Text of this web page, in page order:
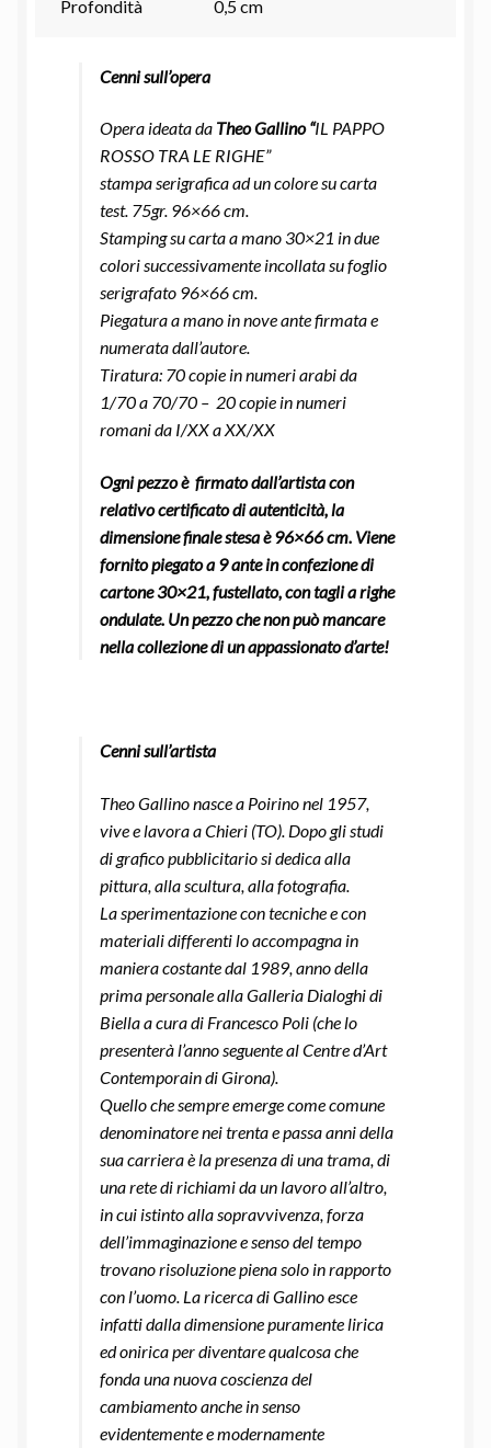
Profondità 0,5 cm
Cenni sull’opera
Opera ideata da Theo Gallino“IL PAPPO
ROSSO TRA LE RIGHE”
stampa serigrafica ad un colore su carta
test. 75gr. 96×66 cm.
Stamping su carta a mano 30×21 in due
colori successivamente incollata su foglio
serigrafato 96×66 cm.
Piegatura a mano in nove ante firmata e
numerata dall’autore.
Tiratura: 70 copie in numeri arabi da
1/70 a 70/70 – 20 copie in numeri
romani da I/XX a XX/XX
Ogni pezzo è firmato dall’artista con
relativo certificato di autenticità, la
dimensione finale stesa è 96×66 cm. Viene
fornito piegato a 9 ante in confezione di
cartone 30×21, fustellato, con tagli a righe
ondulate. Un pezzo che non può mancare
nella collezione di un appassionato d’arte!
Cenni sull’artista
Theo Gallino nasce a Poirino nel 1957,
vive e lavora a Chieri (TO). Dopo gli studi
di grafico pubblicitario si dedica alla
pittura, alla scultura, alla fotografia.
La sperimentazione con tecniche e con
materiali differenti lo accompagna in
maniera costante dal 1989, anno della
prima personale alla Galleria Dialoghi di
Biella a cura di Francesco Poli (che lo
presenterà l’anno seguente al Centre d’Art
Contemporain di Girona).
Quello che sempre emerge come comune
denominatore nei trenta e passa anni della
sua carriera è la presenza di una trama, di
una rete di richiami da un lavoro all’altro,
in cui istinto alla sopravvivenza, forza
dell’immaginazione e senso del tempo
trovano risoluzione piena solo in rapporto
con l’uomo. La ricerca di Gallino esce
infatti dalla dimensione puramente lirica
ed onirica per diventare qualcosa che
fonda una nuova coscienza del
cambiamento anche in senso
evidentemente e modernamente